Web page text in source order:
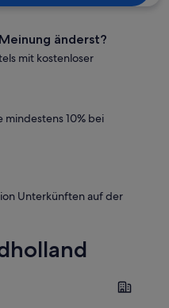
änderst?
mit kostenloser
mindestens 10% bei
Unterkünften auf der
Rotterdam